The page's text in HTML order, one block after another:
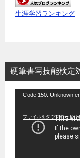
生涯学習ランキング
硬筆書写技能検定
Code 150: Unknown
ファイルをダウンロード: